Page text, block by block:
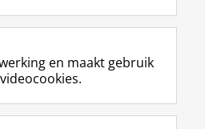
F
a
e
b
o
L
i
k
e
I
R
S
-
f
e
I
n
t
r
Y
o
T
e
en maakt gebruik